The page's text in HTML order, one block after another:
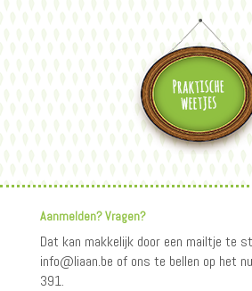
Aanmelden? Vragen?
Dat kan makkelijk door een mailtje te
info@liaan.be of ons te bellen op het
391.